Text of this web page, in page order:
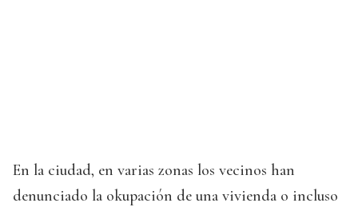
En la ciudad, en varias zonas los vecinos han
denunciado la okupación de una vivienda o incluso